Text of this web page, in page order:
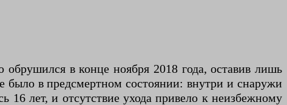
в конце ноября 2018 года, оставив лишь
было в предсмертном состоянии: внутри и снаружи
16 лет, и отсутствие ухода привело к неизбежному